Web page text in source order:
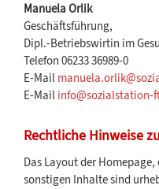
Manuela Orlik
Geschäftsführung,
Dipl.-Betriebswirtin im
Telefon 06233 36989-0
E-Mail
E-Mail info@sozialstation-
Rechtliche Hinweise
Das Layout der
sonstigen Inhalte sind